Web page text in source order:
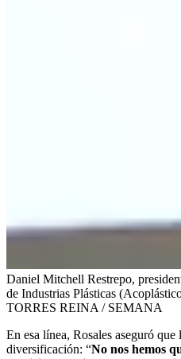
Daniel Mitchell Restrepo,
de Industrias Plásticas
TORRES REINA / SEMANA
En esa línea, Rosales aseguró
diversificación: “No nos hemos